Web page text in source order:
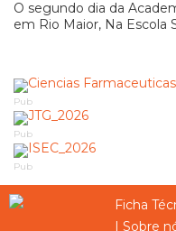
O segundo dia da
em Rio Maior, Na Escola
Pub
Pub
Pub
Ficha
| Sobre